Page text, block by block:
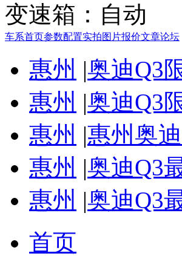
变速箱： 自动
车系首页参数配置实拍图片报价文章论坛
惠州 |奥迪Q3
惠州 |奥迪Q3
惠州 |惠州奥
惠州 |奥迪Q3
惠州 |奥迪Q3
首页